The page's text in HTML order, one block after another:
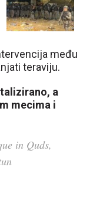
među
teraviju.
a
mecima i
in Quds,